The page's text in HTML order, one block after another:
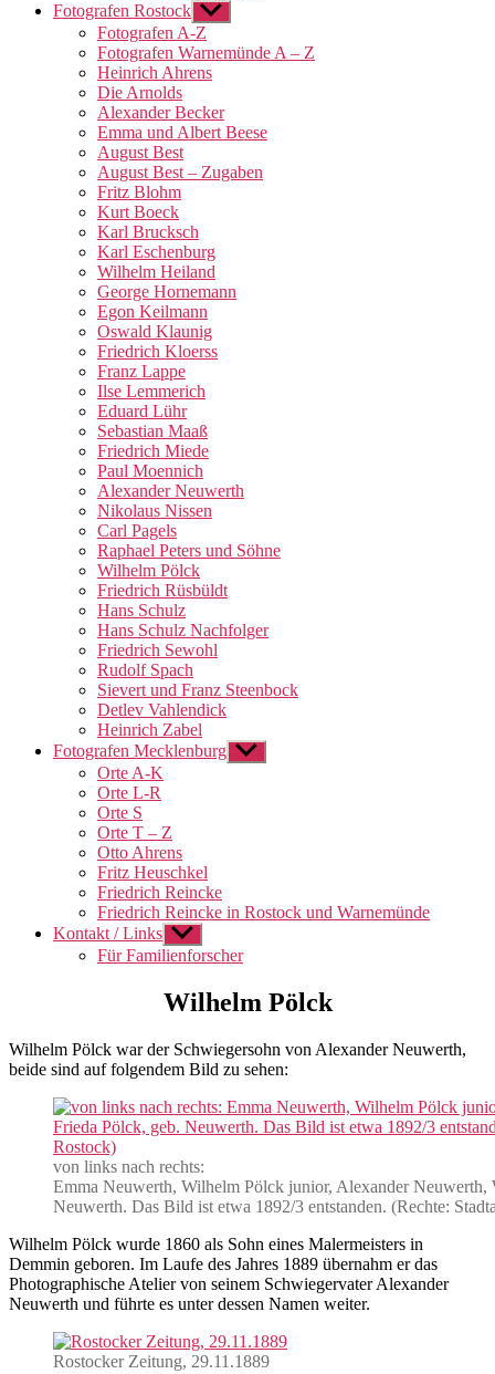
Fotografen Rostock Untermenü
anzeigen
Fotografen A-Z
Fotografen Warnemünde A – Z
Heinrich Ahrens
Die Arnolds
Alexander Becker
Emma und Albert Beese
August Best
August Best – Zugaben
Fritz Blohm
Kurt Boeck
Karl Brucksch
Karl Eschenburg
Wilhelm Heiland
George Hornemann
Egon Keilmann
Oswald Klaunig
Friedrich Kloerss
Franz Lappe
Ilse Lemmerich
Eduard Lühr
Sebastian Maaß
Friedrich Miede
Paul Moennich
Alexander Neuwerth
Nikolaus Nissen
Carl Pagels
Raphael Peters und Söhne
Wilhelm Pölck
Friedrich Rüsbüldt
Hans Schulz
Hans Schulz Nachfolger
Friedrich Sewohl
Rudolf Spach
Sievert und Franz Steenbock
Detlev Vahlendick
Heinrich Zabel
Fotografen Mecklenburg Untermenü
anzeigen
Orte A-K
Orte L-R
Orte S
Orte T – Z
Otto Ahrens
Fritz Heuschkel
Friedrich Reincke
Friedrich Reincke in Rostock und Warnemünde
Kontakt / Links Untermenü
anzeigen
Für Familienforscher
Wilhelm Pölck
Wilhelm Pölck war der Schwiegersohn von Alexander Neuwerth,
beide sind auf folgendem Bild zu sehen:
von links nach rechts:
Emma Neuwerth, Wilhelm Pölck junior, Alexander Neuwerth,
Neuwerth. Das Bild ist etwa 1892/3 entstanden. (Rechte:
Wilhelm Pölck wurde 1860 als Sohn eines Malermeisters in
Demmin geboren. Im Laufe des Jahres 1889 übernahm er das
Photographische Atelier von seinem Schwiegervater Alexander
Neuwerth und führte es unter dessen Namen weiter.
Rostocker Zeitung, 29.11.1889